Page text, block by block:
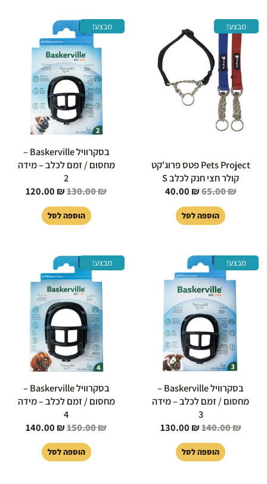
מבצע!
Pets Project פטס פרוג'קט
קולר חצי חנק לכלב S
65.00₪
המקורי
היה:
40.00 ₪
הוא:
40.00 ₪.
הוספה לסל
מבצע!
בסקרוויל Baskerville –
מחסום / זמם לכלב – מידה
2
130.00₪
המחיר
המקורי
היה:
130.00 ₪.
120.00 ₪
הוספה לסל
מבצע!
בסקרוויל Baskerville –
מחסום / זמם לכלב – מידה
3
140.00₪
המחיר
המקורי
היה:
140.00 ₪.
130.00 ₪
הוספה לסל
מבצע!
בסקרוויל Baskerville –
מחסום / זמם לכלב – מידה
4
150.00₪
המחיר
המקורי
היה:
150.00 ₪.
140.00 ₪
הוספה לסל